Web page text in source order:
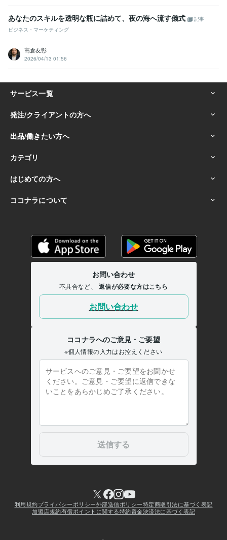
あなたのスキルを透明な瓶に詰めて、夜の海へ流す儀式
記事
ビジネス・マーケティング
高倉友彰
2026/04/13 01:56